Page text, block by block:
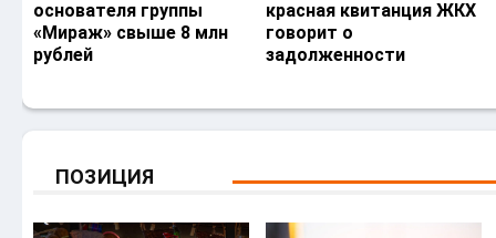
основателя группы
«Мираж» свыше 8 млн
рублей
красная квитанция ЖКХ
говорит о
задолженности
ПОЗИЦИЯ